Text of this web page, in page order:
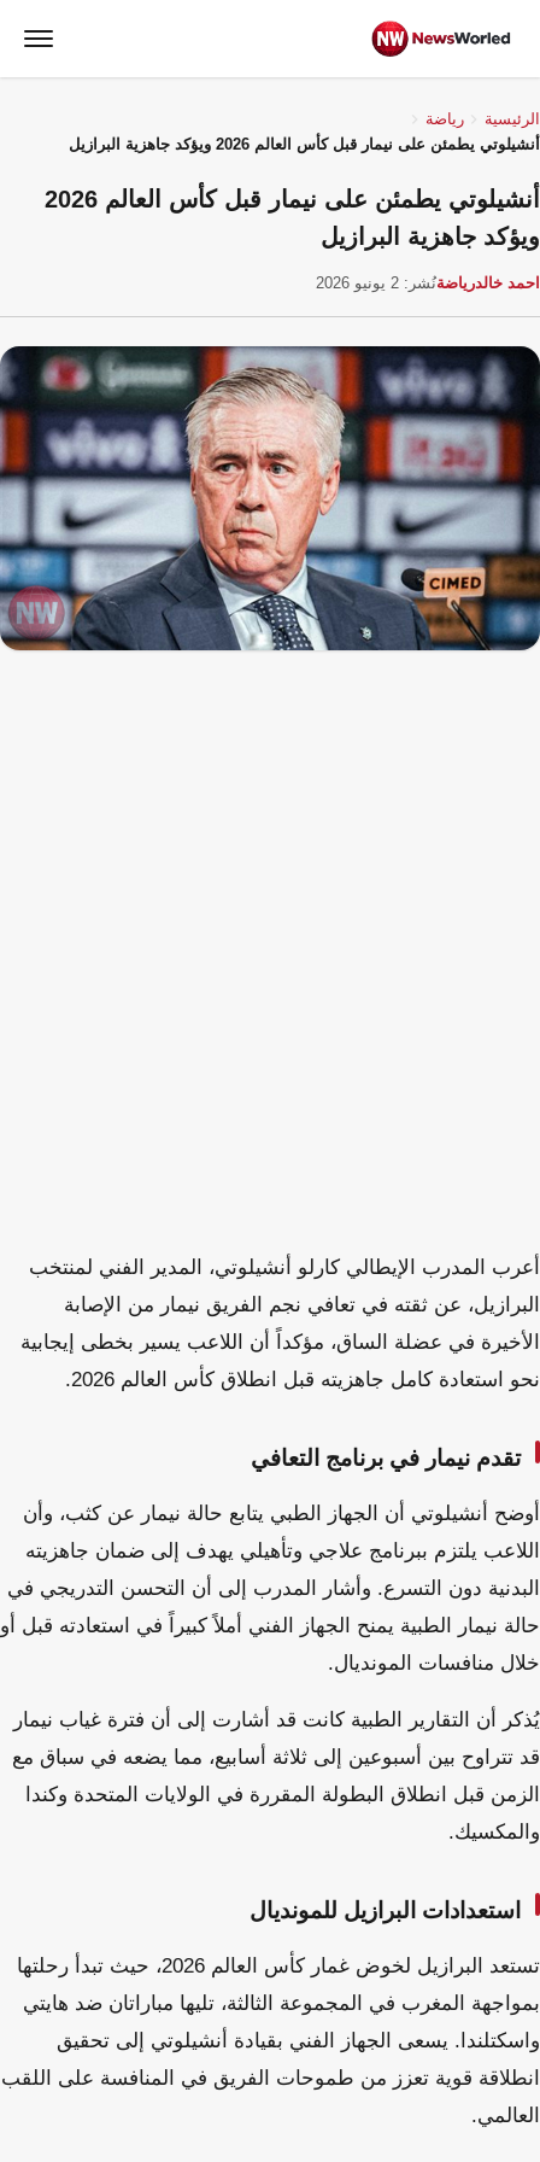
الرئيسية
رياضة
أنشيلوتي يطمئن على نيمار قبل كأس العالم 2026 ويؤكد جاهزية البرازيل
أنشيلوتي يطمئن على نيمار قبل كأس العالم 2026
ويؤكد جاهزية البرازيل
احمد خالدرياضةنُشر: 2 يونيو 2026
أعرب المدرب الإيطالي كارلو أنشيلوتي، المدير الفني لمنتخب
البرازيل، عن ثقته في تعافي نجم الفريق نيمار من الإصابة
الأخيرة في عضلة الساق، مؤكداً أن اللاعب يسير بخطى إيجابية
نحو استعادة كامل جاهزيته قبل انطلاق كأس العالم 2026.
تقدم نيمار في برنامج التعافي
أوضح أنشيلوتي أن الجهاز الطبي يتابع حالة نيمار عن كثب، وأن
اللاعب يلتزم ببرنامج علاجي وتأهيلي يهدف إلى ضمان جاهزيته
البدنية دون التسرع. وأشار المدرب إلى أن التحسن التدريجي في
حالة نيمار الطبية يمنح الجهاز الفني أملاً كبيراً في استعادته قبل أو
خلال منافسات المونديال.
يُذكر أن التقارير الطبية كانت قد أشارت إلى أن فترة غياب نيمار
قد تتراوح بين أسبوعين إلى ثلاثة أسابيع، مما يضعه في سباق مع
الزمن قبل انطلاق البطولة المقررة في الولايات المتحدة وكندا
والمكسيك.
استعدادات البرازيل للمونديال
تستعد البرازيل لخوض غمار كأس العالم 2026، حيث تبدأ رحلتها
بمواجهة المغرب في المجموعة الثالثة، تليها مباراتان ضد هايتي
واسكتلندا. يسعى الجهاز الفني بقيادة أنشيلوتي إلى تحقيق
انطلاقة قوية تعزز من طموحات الفريق في المنافسة على اللقب
العالمي.